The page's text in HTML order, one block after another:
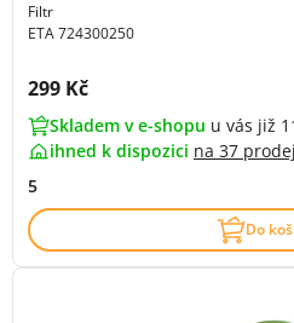
Filtr
ETA 724300250
Cena s DPH:
299 Kč
Skladem v e-shopu u vás již
ihned k dispozici na 37
5
Do